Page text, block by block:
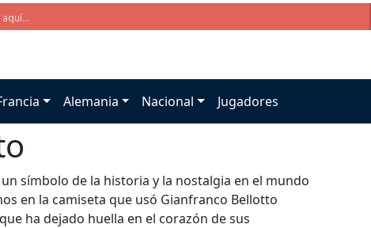
Alemania Nacional Jugadores
símbolo de la historia y la nostalgia en el mundo
en la camiseta que usó Gianfranco Bellotto
ha dejado huella en el corazón de sus